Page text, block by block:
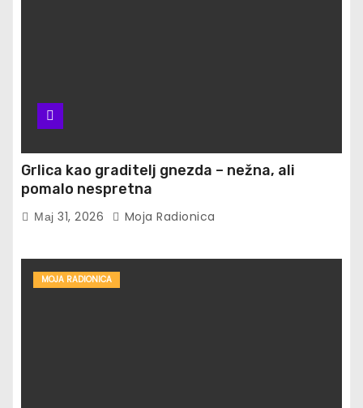
Grlica kao graditelj gnezda – nežna, ali
pomalo nespretna
Мај 31, 2026 Moja Radionica
MOJA RADIONICA